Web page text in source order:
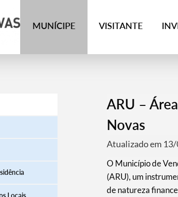
MUNÍCIPE VISITANTE
Locais
ARU –
Novas
Atualizado em
O Município de
(ARU), um
de natureza